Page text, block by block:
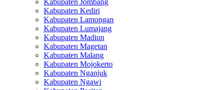
Kabupaten Jombang
Kabupaten Kediri
Kabupaten Lamongan
Kabupaten Lumajang
Kabupaten Madiun
Kabupaten Magetan
Kabupaten Malang
Kabupaten Mojokerto
Kabupaten Nganjuk
Kabupaten Ngawi